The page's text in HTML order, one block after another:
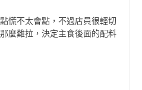
慌不太會點，不過店員很輕切
麼難拉，決定主食後面的配料